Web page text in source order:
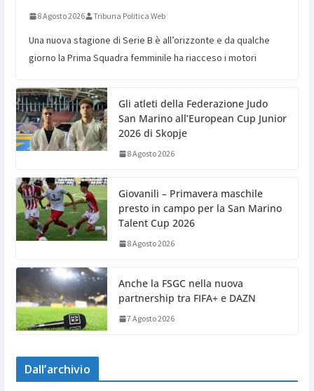
8 Agosto 2026 Tribuna Politica Web
Una nuova stagione di Serie B è all’orizzonte e da qualche
giorno la Prima Squadra femminile ha riacceso i motori
Gli atleti della Federazione Judo
San Marino all’European Cup Junior
2026 di Skopje
8 Agosto 2026
Giovanili – Primavera maschile
presto in campo per la San Marino
Talent Cup 2026
8 Agosto 2026
Anche la FSGC nella nuova
partnership tra FIFA+ e DAZN
7 Agosto 2026
Dall’archivio